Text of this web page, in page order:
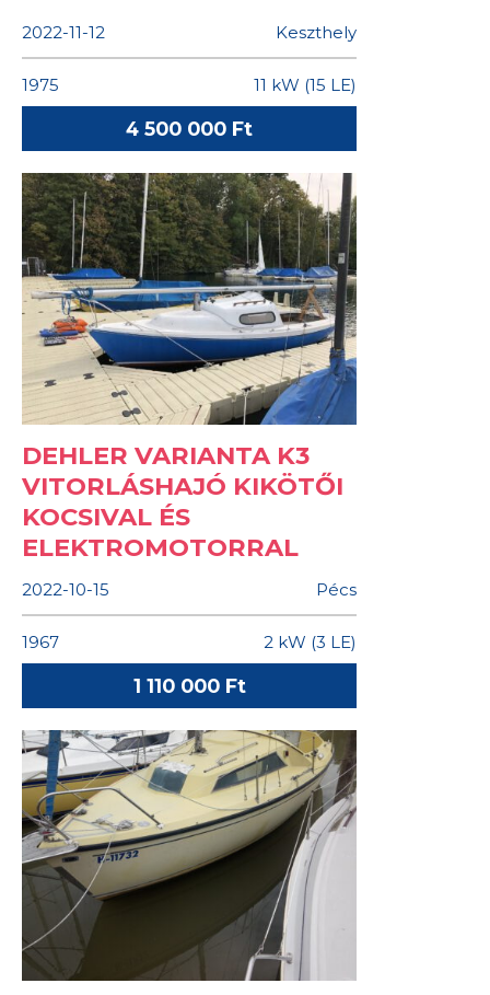
2022-11-12 Keszthely
1975 11 kW (15 LE)
4 500 000 Ft
DEHLER VARIANTA K3
VITORLÁSHAJÓ KIKÖTŐI
KOCSIVAL ÉS
ELEKTROMOTORRAL
2022-10-15 Pécs
1967 2 kW (3 LE)
1 110 000 Ft